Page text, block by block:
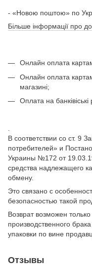
- «Новою поштою» по
Більше інформації про
Онлайн оплата
Онлайн оплата
магазині;
Оплата на банківіські
В соответствии со ст. 9
потребителей» и
Украины №172 от
средства надлежащего
обмену.
Это связано с
безопасностью такой
Возврат возможен
производственного
упаковки по вине
Отзывы